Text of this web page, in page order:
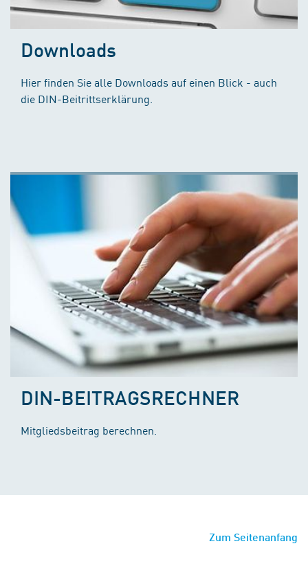
Downloads
Hier finden Sie alle Downloads auf einen Blick - auch
die DIN-Beitrittserklärung.
DIN-BEITRAGSRECHNER
Mitgliedsbeitrag berechnen.
Zum Seitenanfang